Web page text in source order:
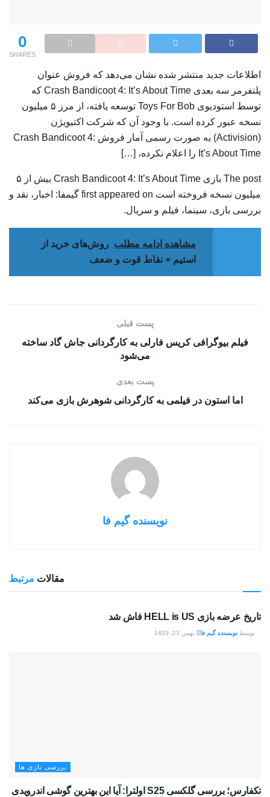
0
SHARES
اطلاعات جدید منتشر شده نشان می‌دهد که فروش عنوان
پلتفرمر سه بعدی Crash Bandicoot 4: It’s About Time که
توسط استودیوی Toys For Bob توسعه یافته، از مرز ۵ میلیون
نسخه عبور کرده است. با وجود آن که شرکت اکتیویژن
(Activision) به صورت رسمی آمار فروش Crash Bandicoot 4:
It’s About Time را اعلام نکرده، […]
The post بازی Crash Bandicoot 4: It’s About Time بیش از ۵
میلیون نسخه فروخته است first appeared on گیمفا: اخبار، نقد و
بررسی بازی، سینما، فیلم و سریال.
مشاهده ادامه مطلب روش‌های خرید از
استیم + نقاط قوت و ضعف
پست قبلی
فیلم بیوگرافی کریس فارلی به کارگردانی جاش گاد ساخته
می‌شود
پست بعدی
اما استون در فیلمی به کارگردانی شوهرش بازی می‌کند
نویسنده گیم فا
مقالات مرتبط
تاریخ عرضه بازی HELL is US فاش شد
توسط نویسنده گیم فا بهمن 23, 1403
بررسی بازی ها
تکفارس؛ بررسی گلکسی S25 اولترا: آیا این بهترین گوشی اندرویدی